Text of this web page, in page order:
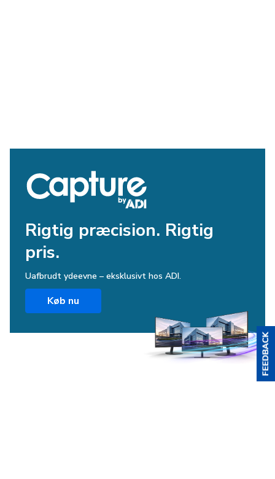
Rigtig præcision. Rigtig
pris.
Uafbrudt ydeevne – eksklusivt hos ADI.
Køb nu